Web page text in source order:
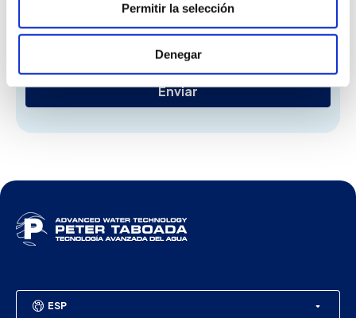
Permitir la selección
Denegar
ESP